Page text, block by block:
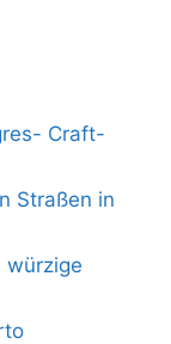
Craft-
Straßen in
würzige